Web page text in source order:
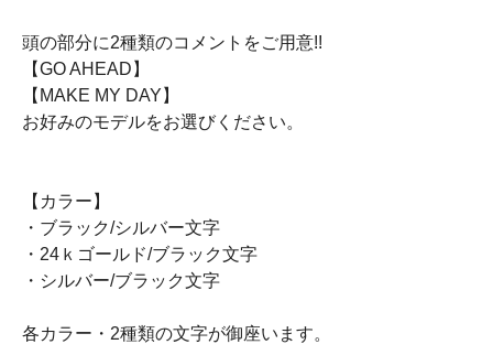
頭の部分に2種類のコメントをご用意!!
【GO AHEAD】
【MAKE MY DAY】
お好みのモデルをお選びください。
【カラー】
・ブラック/シルバー文字
・24ｋゴールド/ブラック文字
・シルバー/ブラック文字
各カラー・2種類の文字が御座います。